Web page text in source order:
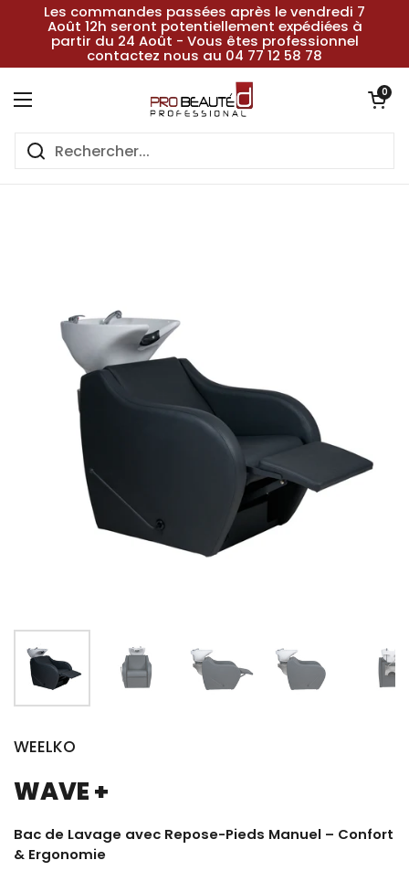
Passer au contenu
Les commandes passées après le vendredi 7
Août 12h seront potentiellement expédiées à
partir du 24 Août - Vous êtes professionnel
contactez nous au 04 77 12 58 78
Ouvrir le menu
Ouvrir le
0
WEELKO
WAVE +
Bac de Lavage avec Repose-Pieds Manuel – Confort
& Ergonomie